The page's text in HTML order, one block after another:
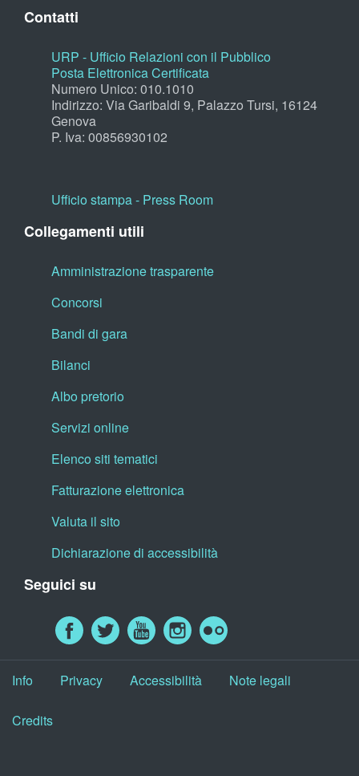
Contatti
URP - Ufficio Relazioni con il Pubblico
Posta Elettronica Certificata
Numero Unico: 010.1010
Indirizzo: Via Garibaldi 9, Palazzo Tursi, 16124
Genova
P. Iva: 00856930102
Ufficio stampa - Press Room
Collegamenti utili
Amministrazione trasparente
Concorsi
Bandi di gara
Bilanci
Albo pretorio
Servizi online
Elenco siti tematici
Fatturazione elettronica
Valuta il sito
Dichiarazione di accessibilità
Seguici su
Info Privacy Accessibilità Note legali
Credits